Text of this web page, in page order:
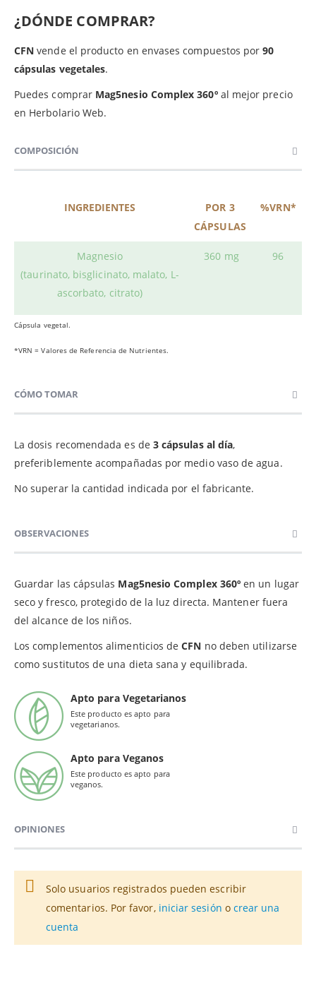
¿DÓNDE COMPRAR?
CFN vende el producto en envases compuestos por90
cápsulas vegetales.
Puedes comprar Mag5nesio Complex 360º al mejor precio
en Herbolario Web.
COMPOSICIÓN
INGREDIENTES
POR 3
CÁPSULAS
%VRN*
Magnesio
(taurinato, bisglicinato, malato, L-
ascorbato, citrato)
360 mg 96
Cápsula vegetal.
*VRN = Valores de Referencia de Nutrientes.
CÓMO TOMAR
La dosis recomendada es de 3 cápsulasal día,
preferiblemente acompañadas por medio vaso de agua.
No superar la cantidad indicada por el fabricante.
OBSERVACIONES
Guardar las cápsulas Mag5nesio Complex 360ºen un lugar
seco y fresco, protegido de la luz directa. Mantener fuera
del alcance de los niños.
Los complementos alimenticios deCFN no deben utilizarse
como sustitutos de una dieta sana y equilibrada.
Apto para Vegetarianos
Este producto es apto para
vegetarianos.
Apto para Veganos
Este producto es apto para
veganos.
OPINIONES
Solo usuarios registrados pueden escribir
comentarios. Por favor, iniciar sesión o crear una
cuenta